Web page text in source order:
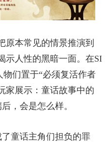
原本常见的情景推演到
示人性的黑暗一面。在SI
们置于“必须复活作者
家展示：童话故事中的
，会是怎么样。
童话主角们担负的罪